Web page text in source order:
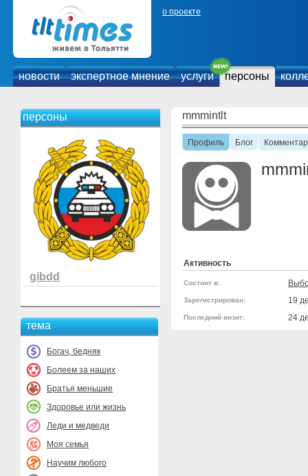
о проекте
новости экспертное мнение услуги персоны
персоны
gibdd
тема
Богач, бедняк
Болеем за наших
Братья меньшие
Здоровье или жизнь
Леди и медведи
Моя семья
Научим любого
mmmintlt
Профиль Блог
Активность
Состоит в:
Зарегистрирован: 19
Последний визит: 24